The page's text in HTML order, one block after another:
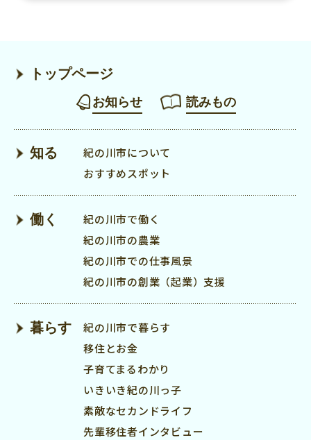
トップページ
お知らせ 読みもの
知る
紀の川市について
おすすめスポット
暮らす
紀の川市で暮らす
移住とお金
子育てまるわかり
いきいき紀の川っ子
素敵なセカンドライフ
先輩移住者インタビュー
働く
紀の川市で働く
紀の川市の農業
紀の川市での仕事風景
紀の川市の創業（起業）支援